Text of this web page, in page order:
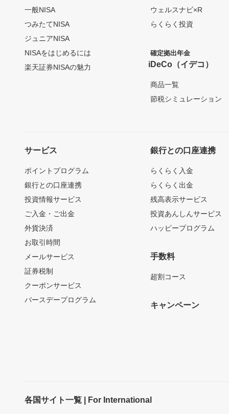
一般NISA
つみたてNISA
ジュニアNISA
NISAをはじめるには
楽天証券NISAの魅力
ウェルスナビ×R
らくらく投資
確定拠出年金
iDeCo（イデコ）
商品一覧
節税シミュレーション
サービス
ポイントプログラム
銀行との口座連携
投資情報サービス
ご入金・ご出金
外貨決済
お取引時間
メールサービス
証券税制
クーポンサービス
バースデープログラム
銀行との口座連携
らくらく入金
らくらく出金
残高表示サービス
投資あんしんサービス
ハッピープログラム
手数料
超割コース
キャンペーン
各国サイト一覧 | For International